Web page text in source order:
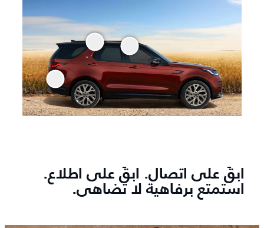
ابقَ على اتصال. ابقَ على اطلاع.
استمتع برفاهية لا تضاهى.